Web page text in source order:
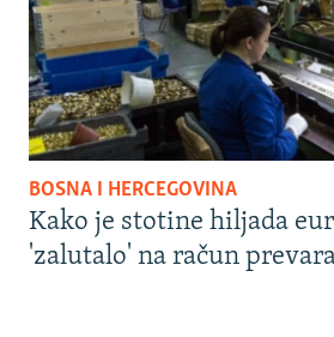
BOSNA I HERCEGOVINA
Kako je stotine hiljada
'zalutalo' na račun